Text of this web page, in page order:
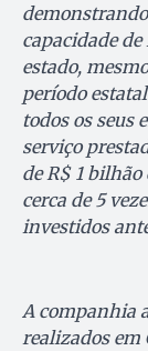
capacidade
estado,
período
todos os seus
serviço
de R$ 1
cerca de 5
investidos
A companhia
realizados em